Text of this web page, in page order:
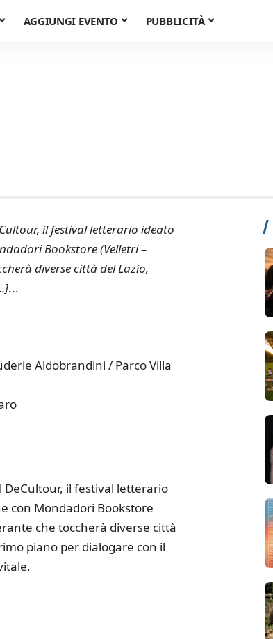
AGGIUNGI EVENTO PUBBLICITÀ
il festival letterario ideato
Bookstore (Velletri –
diverse città del Lazio,
...
Aldobrandini / Parco Villa
DeCultour, il festival letterario
con Mondadori Bookstore
che toccherà diverse città
piano per dialogare con il